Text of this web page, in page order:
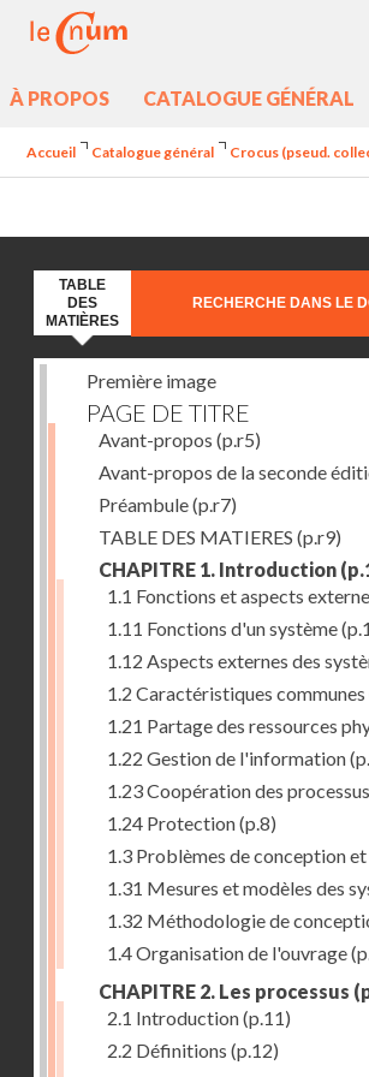
À PROPOS CATALOGUE GÉNÉRAL
Accueil Catalogue général Crocus (pseud.
TABLE
DES
MATIÈRES
RECHERCHE DANS LE
Première image
PAGE DE TITRE
Avant-propos (p.r5)
Avant-propos de la seconde
Préambule(p.r7)
TABLE DES MATIERES (p.r9)
CHAPITRE 1. Introduction
1.1 Fonctions et aspects
1.11 Fonctions d'un système
1.12 Aspects externes des
1.2 Caractéristiques communes
1.21 Partage des ressources
1.22 Gestion de l'information
1.23 Coopération des processus
1.24 Protection(p.8)
1.3 Problèmes de conception
1.31 Mesures et modèles des
1.32 Méthodologie de
1.4 Organisation de l'ouvrage
CHAPITRE 2. Les processus
2.1 Introduction(p.11)
2.2 Définitions (p.12)